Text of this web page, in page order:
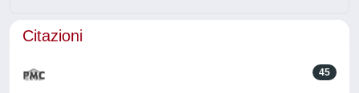
Citazioni
45